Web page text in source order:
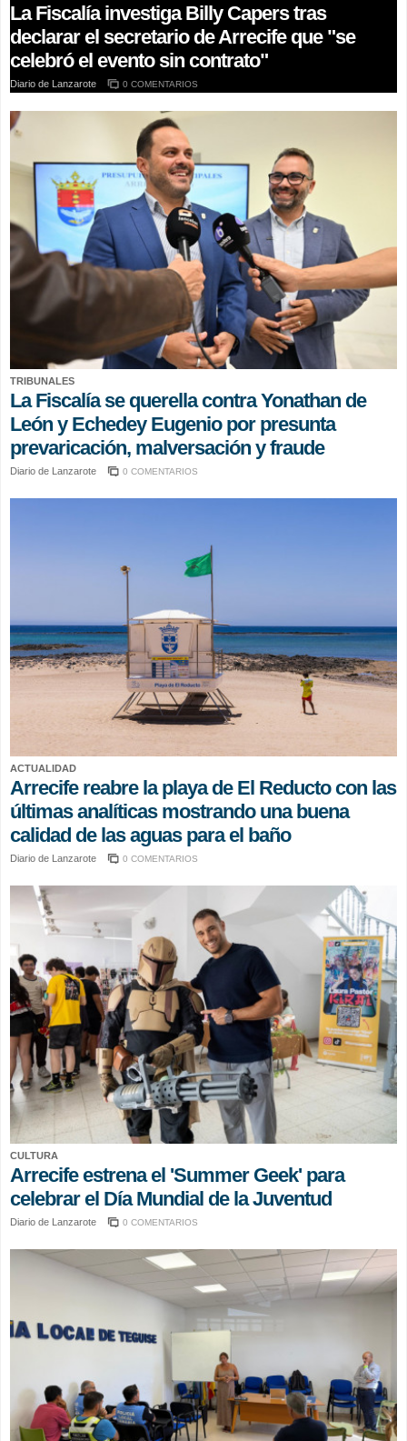
La Fiscalía investiga Billy Capers tras
declarar el secretario de Arrecife que "se
celebró el evento sin contrato"
Diario de Lanzarote 0 COMENTARIOS
TRIBUNALES
La Fiscalía se querella contra Yonathan de
León y Echedey Eugenio por presunta
prevaricación, malversación y fraude
Diario de Lanzarote 0 COMENTARIOS
ACTUALIDAD
Arrecife reabre la playa de El Reducto con las
últimas analíticas mostrando una buena
calidad de las aguas para el baño
Diario de Lanzarote 0 COMENTARIOS
CULTURA
Arrecife estrena el 'Summer Geek' para
celebrar el Día Mundial de la Juventud
Diario de Lanzarote 0 COMENTARIOS